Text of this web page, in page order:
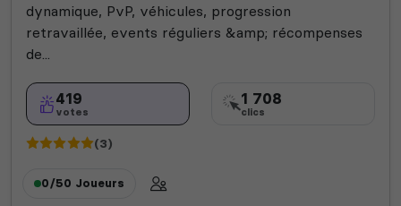
dynamique, PvP, véhicules, progression
retravaillée, events réguliers &amp; récompenses
de...
419
votes
1 708
clics
(3)
0/50 Joueurs